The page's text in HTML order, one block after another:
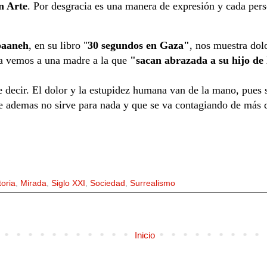
Arte. Por desgracia es una manera de expresión y cada
, en su libro "30 segundos en Gaza", nos muestra
a una madre a la que"sacan abrazada a su hijo de
El dolor y la estupidez humana van de la mano, pues
no sirve para nada y que se va contagiando de
, Mirada, Siglo XXI , Sociedad , Surrealismo
Inicio